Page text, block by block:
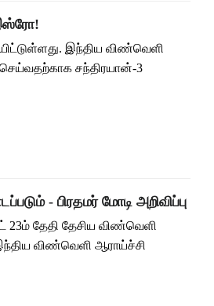
இந்திய விண்வெளி
சந்திரயான்-3
- பிரதமர் மோடி அறிவிப்பு
தேதி தேசிய விண்வெளி
விண்வெளி ஆராய்ச்சி